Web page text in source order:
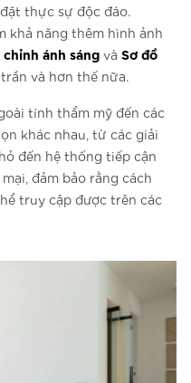
thực sự độc đáo.
khả năng thêm hình ảnh
chỉnh ánh sáng và Sơ đồ
trần và hơn thế nữa.
tính thẩm mỹ đến các
khác nhau, từ các giải
đến hệ thống tiếp cận
đảm bảo rằng cách
truy cập được trên các